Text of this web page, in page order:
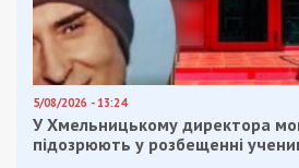
5/08/2026 - 13:24
У Хмельницькому директора
підозрюють у розбещенні